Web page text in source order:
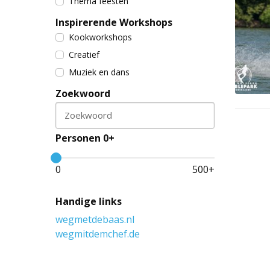
Inspirerende Workshops
Kookworkshops
Creatief
Muziek en dans
Zoekwoord
Zoekwoord
Personen 0+
0 500+
Handige links
wegmetdebaas.nl
wegmitdemchef.de